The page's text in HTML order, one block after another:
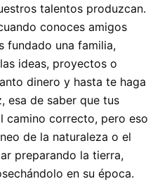
talentos produzcan.
conoces amigos
fundado una familia,
ideas, proyectos o
dinero y hasta te haga
esa de saber que tus
camino correcto, pero eso
de la naturaleza o el
preparando la tierra,
en su época.